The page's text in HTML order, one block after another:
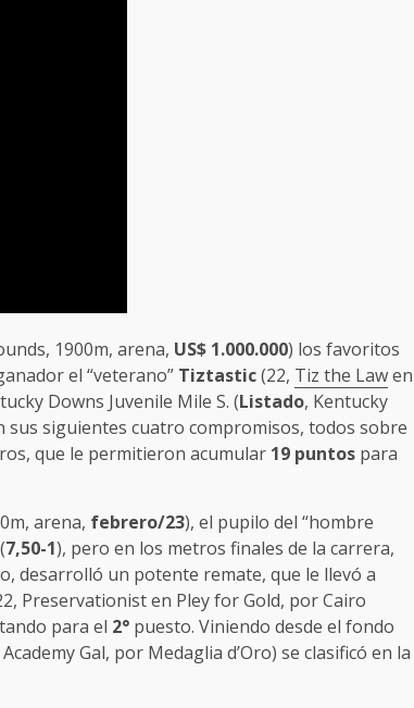
1900m, arena, US$ 1.000.000) los favoritos
el “veterano” Tiztastic(22, Tiz the Lawen
Downs Juvenile Mile S. (Listado, Kentucky
sus siguientes cuatro compromisos, todos sobre
que le permitieron acumular 19 puntos para
arena, febrero/23), el pupilo del “hombre
7,50-1), pero en los metros finales de la carrera,
desarrolló un potente remate, que le llevó a
Preservationist en Pley for Gold, por Cairo
para el 2° puesto. Viniendo desde el fondo
Gal, por Medaglia d’Oro) se clasificó en la